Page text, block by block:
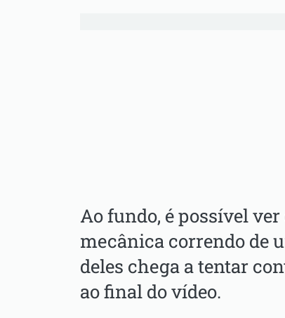
Ao fundo, é possível
mecânica correndo de
deles chega a tentar
ao final do vídeo.